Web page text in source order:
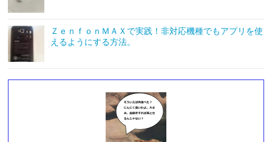
ＺｅｎｆｏｎＭＡＸで実践！非対応機種でもアプリを使
えるようにする方法。